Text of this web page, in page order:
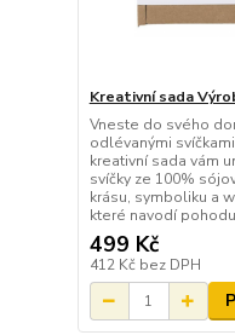
Kreativní sada
Vneste do svého
odlévanými
kreativní sada vám
svíčky ze 100%
krásu, symboliku a
které navodí
499 Kč
412 Kč bez DPH